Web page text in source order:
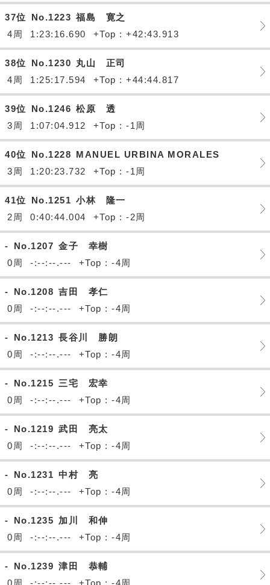
37位 No.1223 福島 寛之
4周
1:23:16.690 +Top : +42:43.913
38位 No.1230 丸山 正司
4周
1:25:17.594 +Top : +44:44.817
39位 No.1246 松原 透
3周
1:07:04.912 +Top : -1周
40位 No.1228 MANUEL URBINA MORALES
3周
1:20:23.732 +Top : -1周
41位 No.1251 小林 隆一
2周
0:40:44.004 +Top : -2周
- No.1207 金子 幸樹
0周
-:--:--.--- +Top : -4周
- No.1208 吉田 孝仁
0周
-:--:--.--- +Top : -4周
- No.1213 長谷川 勝朗
0周
-:--:--.--- +Top : -4周
- No.1215 三宅 宏幸
0周
-:--:--.--- +Top : -4周
- No.1219 武田 亮太
0周
-:--:--.--- +Top : -4周
- No.1231 中村 亮
0周
-:--:--.--- +Top : -4周
- No.1235 加川 和伸
0周
-:--:--.--- +Top : -4周
- No.1239 津田 恭輔
0周
-:--:--.--- +Top : -4周